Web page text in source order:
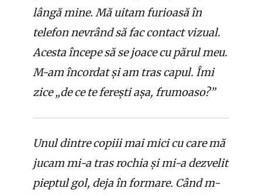
lângă mine. Mă uitam furioasă în
telefon nevrând să fac contact vizual.
Acesta începe să se joace cu părul meu.
M-am încordat și am tras capul. Îmi
zice „de ce te ferești așa, frumoaso?”
Unul dintre copiii mai mici cu care mă
jucam mi-a tras rochia și mi-a dezvelit
pieptul gol, deja în formare. Când m-